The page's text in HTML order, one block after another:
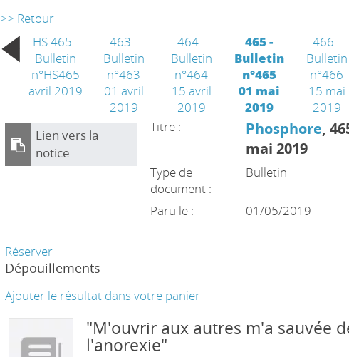
>> Retour
HS 465 -
Bulletin
n°HS465
avril 2019
463 -
Bulletin
n°463
01 avril
2019
464 -
Bulletin
n°464
15 avril
2019
465 -
Bulletin
n°465
01 mai
2019
466 -
Bulletin
n°466
15 mai
2019
Lien vers la
notice
Titre : Phosphore,
mai 2019
Type de
document :
Bulletin
Paru le : 01/05/2019
Réserver
Dépouillements
Ajouter le résultat dans votre panier
"M'ouvrir aux autres m'a sauvée
l'anorexie"